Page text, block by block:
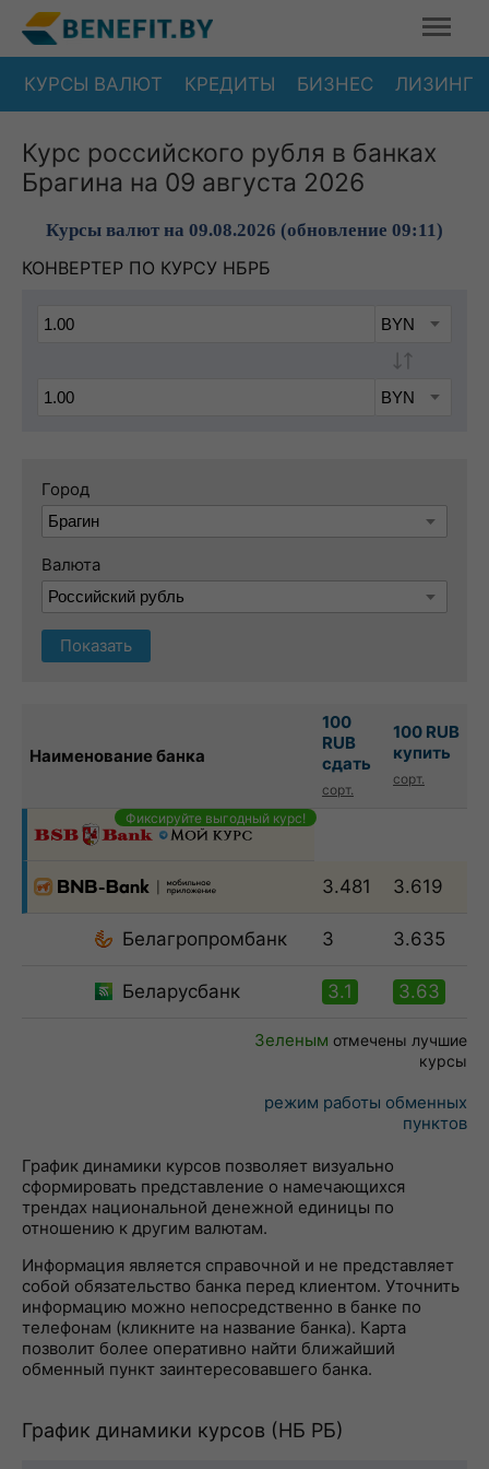
КУРСЫ ВАЛЮТ КРЕДИТЫ БИЗНЕС ЛИЗИНГ
Курс российского рубля в банках
Брагина на 09 августа 2026
Курсы валют на 09.08.2026 (обновление 09:11)
КОНВЕРТЕР ПО КУРСУ НБРБ
Город
Валюта
Показать
Наименование банка
100
RUB
сдать
сорт.
100 RUB
купить
сорт.
Фиксируйте выгодный курс!
3.481 3.619
Белагропромбанк 3 3.635
Беларусбанк 3.1 3.63
Зеленым отмечены лучшие
курсы
режим работы обменных
пунктов
График динамики курсов позволяет визуально
сформировать представление о намечающихся
трендах национальной денежной единицы по
отношению к другим валютам.
Информация является справочной и не представляет
собой обязательство банка перед клиентом. Уточнить
информацию можно непосредственно в банке по
телефонам (кликните на название банка). Карта
позволит более оперативно найти ближайший
обменный пункт заинтересовавшего банка.
График динамики курсов (НБ РБ)